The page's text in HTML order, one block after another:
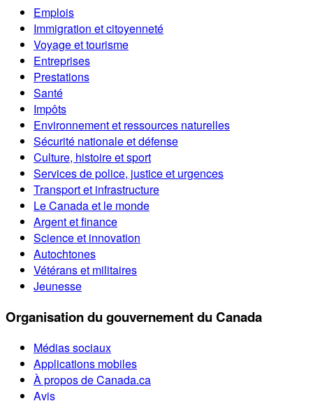
Emplois
Immigration et citoyenneté
Voyage et tourisme
Entreprises
Prestations
Santé
Impôts
Environnement et ressources naturelles
Sécurité nationale et défense
Culture, histoire et sport
Services de police, justice et urgences
Transport et infrastructure
Le Canada et le monde
Argent et finance
Science et innovation
Autochtones
Vétérans et militaires
Jeunesse
Organisation du gouvernement du Canada
Médias sociaux
Applications mobiles
À propos de Canada.ca
Avis